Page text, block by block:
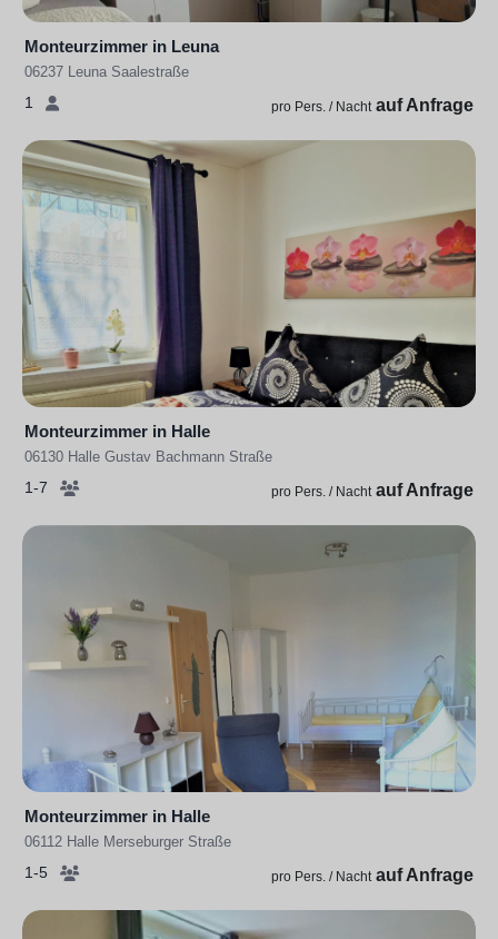
Monteurzimmer in Leuna
06237 Leuna Saalestraße
1 pro Pers. / Nacht auf Anfrage
Monteurzimmer in Halle
06130 Halle Gustav Bachmann Straße
1-7 pro Pers. / Nacht auf Anfrage
Monteurzimmer in Halle
06112 Halle Merseburger Straße
1-5 pro Pers. / Nacht auf Anfrage